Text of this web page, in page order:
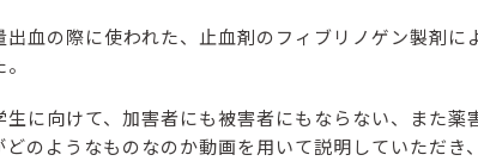
血の際に使われた、止血剤のフィブリノゲン製剤
に向けて、加害者にも被害者にもならない、また
のようなものなのか動画を用いて説明していただ